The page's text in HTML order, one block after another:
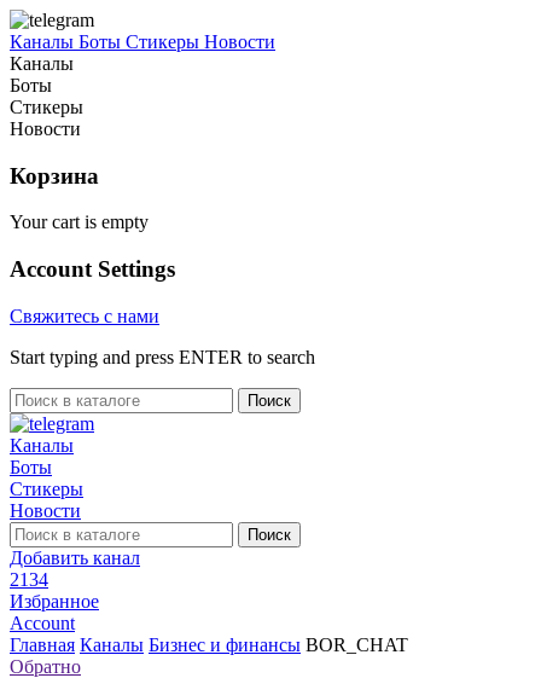
Каналы Боты Стикеры Новости
Каналы
Боты
Стикеры
Новости
Корзина
Your cart is empty
Account Settings
Свяжитесь с нами
Start typing and press ENTER to search
Поиск
Каналы
Боты
Стикеры
Новости
Поиск
Добавить канал
2134
Избранное
Account
Главная Каналы Бизнес и финансы BOR_CHAT
Обратно